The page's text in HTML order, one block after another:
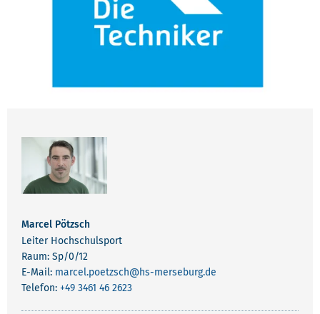
Marcel Pötzsch
Leiter Hochschulsport
Raum: Sp/0/12
E-Mail: marcel.poetzsch@hs-merseburg.de
Telefon: +49 3461 46 2623